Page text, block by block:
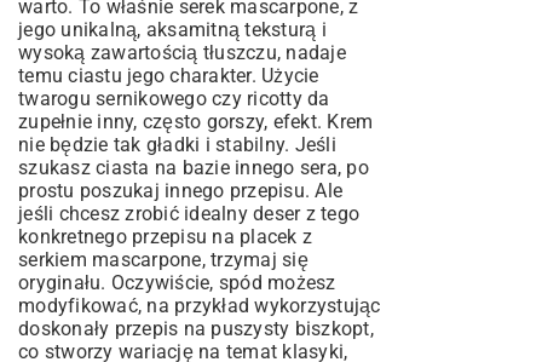
warto. To właśnie serek mascarpone, z
jego unikalną, aksamitną teksturą i
wysoką zawartością tłuszczu, nadaje
temu ciastu jego charakter. Użycie
twarogu sernikowego czy ricotty da
zupełnie inny, często gorszy, efekt. Krem
nie będzie tak gładki i stabilny. Jeśli
szukasz ciasta na bazie innego sera, po
prostu poszukaj innego przepisu. Ale
jeśli chcesz zrobić idealny deser z tego
konkretnego przepisu na placek z
serkiem mascarpone, trzymaj się
oryginału. Oczywiście, spód możesz
modyfikować, na przykład wykorzystując
doskonały przepis na puszysty biszkopt,
co stworzy wariację na temat klasyki,